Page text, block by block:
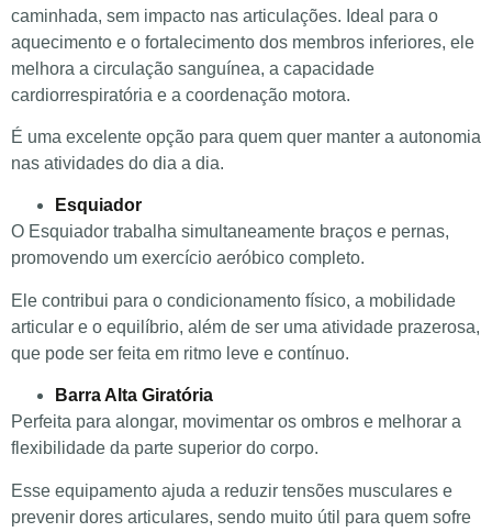
caminhada, sem impacto nas articulações. Ideal para o
aquecimento e o fortalecimento dos membros inferiores, ele
melhora a circulação sanguínea, a capacidade
cardiorrespiratória e a coordenação motora.
É uma excelente opção para quem quer manter a autonomia
nas atividades do dia a dia.
Esquiador
O Esquiador trabalha simultaneamente braços e pernas,
promovendo um exercício aeróbico completo.
Ele contribui para o condicionamento físico, a mobilidade
articular e o equilíbrio, além de ser uma atividade prazerosa,
que pode ser feita em ritmo leve e contínuo.
Barra Alta Giratória
Perfeita para alongar, movimentar os ombros e melhorar a
flexibilidade da parte superior do corpo.
Esse equipamento ajuda a reduzir tensões musculares e
prevenir dores articulares, sendo muito útil para quem sofre